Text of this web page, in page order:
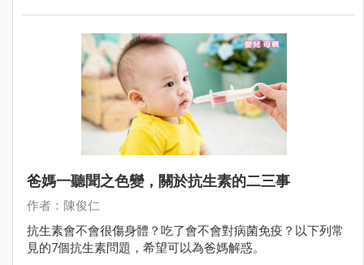
爸媽一聽聞之色變，關於抗生素的二三事
作者：陳俊仁
抗生素會不會很傷身體？吃了會不會對病菌免疫？以下列常
見的7個抗生素問題，希望可以為爸媽解惑。